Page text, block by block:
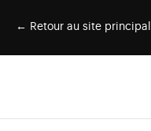
← Retour au site principal